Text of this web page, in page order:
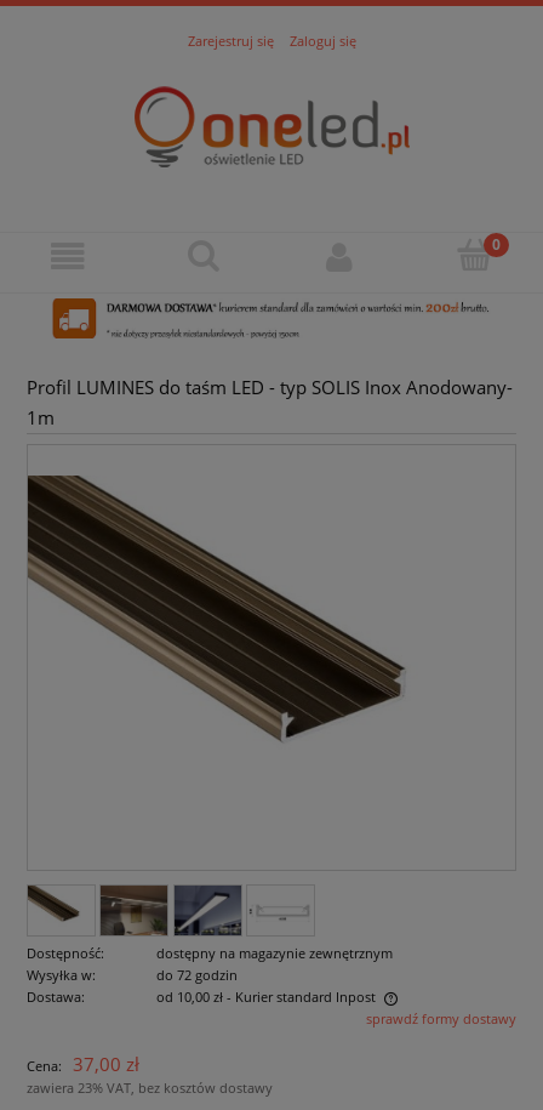
Zarejestruj się Zaloguj się
Profil LUMINES do taśm LED - typ SOLIS Inox Anodowany-
1m
Dostępność:
dostępny na magazynie zewnętrznym
Wysyłka w:
do 72 godzin
Dostawa:
od 10,00 zł - Kurier standard Inpost
Cena nie zawiera ewentualnych kosztów płatnościsprawdź formy dostawy
Cena: 37,00 zł
zawiera 23% VAT, bez kosztów dostawy